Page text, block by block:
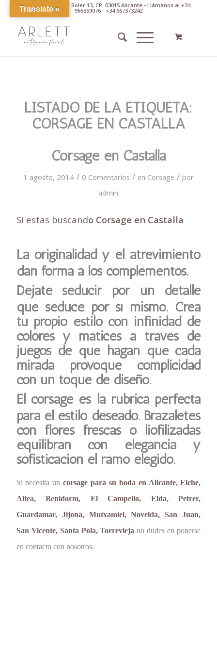
Av. Pintor Xavier Soler 13, CP. 03015 Alicante - Llámanos al +34
966359076 - +34 667373242
LISTADO DE LA ETIQUETA:
CORSAGE EN CASTALLA
Corsage en Castalla
1 agosto, 2014 / 0 Comentarios / en Corsage / por
admin
Si estas buscando Corsage en Castalla
La originalidad y el atrevimiento
dan forma a los complementos.
Déjate seducir por un detalle
que seduce por sí mismo. Crea
tu propio estilo con infinidad de
colores y matices a través de
juegos de que hagan que cada
mirada provoque complicidad
con un toque de diseño.
El corsage es la rúbrica perfecta
para el estilo deseado. Brazaletes
con flores frescas o liofilizadas
equilibran con elegancia y
sofisticación el ramo elegido.
Si necesita uncorsage para su boda en Alicante, Elche,
Altea, Benidorm, El Campello, Elda, Petrer,
Guardamar, Jijona, Mutxamiel, Novelda, San Juan,
San Vicente, Santa Pola, Torrevieja no dudes en ponerse
en contacto con nosotros.
Translate »